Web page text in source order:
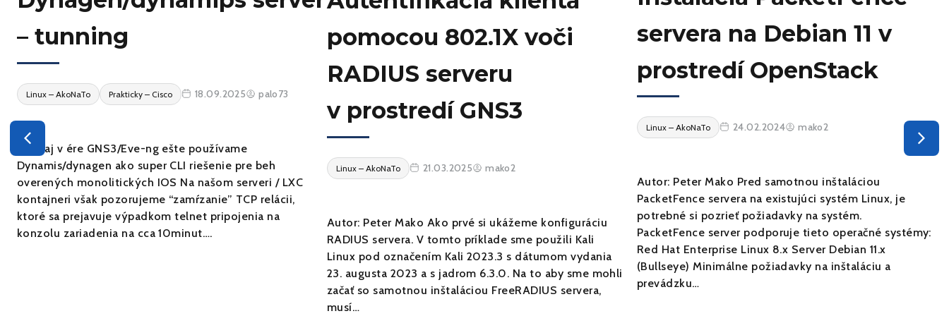
– tunning
Linux – AkoNaTo Prakticky – Cisco 18.09.2025 palo73
Áno, aj v ére GNS3/Eve-ng ešte používame
Dynamis/dynagen ako super CLI riešenie pre beh
overených monolitických IOS Na našom serveri / LXC
kontajneri však pozorujeme “zamŕzanie” TCP relácii,
ktoré sa prejavuje výpadkom telnet pripojenia na
konzolu zariadenia na cca 10minut….
pomocou 802.1X voči
RADIUS serveru
v prostredí GNS3
Linux – AkoNaTo 21.03.2025 mako2
Autor: Peter Mako Ako prvé si ukážeme konfiguráciu
RADIUS servera. V tomto príklade sme použili Kali
Linux pod označením Kali 2023.3 s dátumom vydania
23. augusta 2023 a s jadrom 6.3.0. Na to aby sme mohli
začať so samotnou inštaláciou FreeRADIUS servera,
musí…
servera na Debian 11 v
prostredí OpenStack
Linux – AkoNaTo 24.02.2024 mako2
Autor: Peter Mako Pred samotnou inštaláciou
PacketFence servera na existujúci systém Linux, je
potrebné si pozrieť požiadavky na systém.
PacketFence server podporuje tieto operačné systémy:
Red Hat Enterprise Linux 8.x Server Debian 11.x
(Bullseye) Minimálne požiadavky na inštaláciu a
prevádzku…